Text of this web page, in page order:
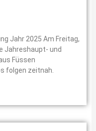
Jahr 2025 Am Freitag,
Jahreshaupt- und
Füssen
folgen zeitnah.